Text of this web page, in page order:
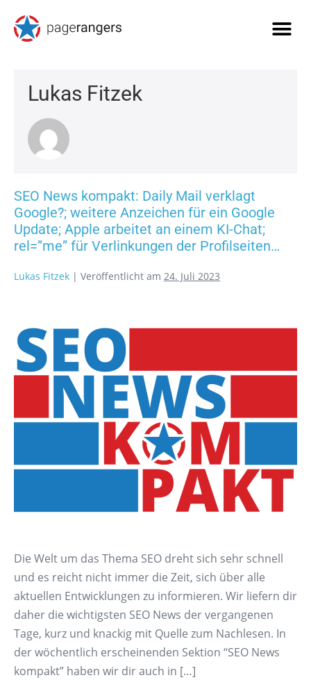
Lukas Fitzek
SEO News kompakt: Daily Mail verklagt
Google?; weitere Anzeichen für ein Google
Update; Apple arbeitet an einem KI-Chat;
rel=”me” für Verlinkungen der Profilseiten…
Lukas Fitzek | Veröffentlicht am 24. Juli 2023
Die Welt um das Thema SEO dreht sich sehr schnell
und es reicht nicht immer die Zeit, sich über alle
aktuellen Entwicklungen zu informieren. Wir liefern dir
daher die wichtigsten SEO News der vergangenen
Tage, kurz und knackig mit Quelle zum Nachlesen. In
der wöchentlich erscheinenden Sektion “SEO News
kompakt” haben wir dir auch in […]